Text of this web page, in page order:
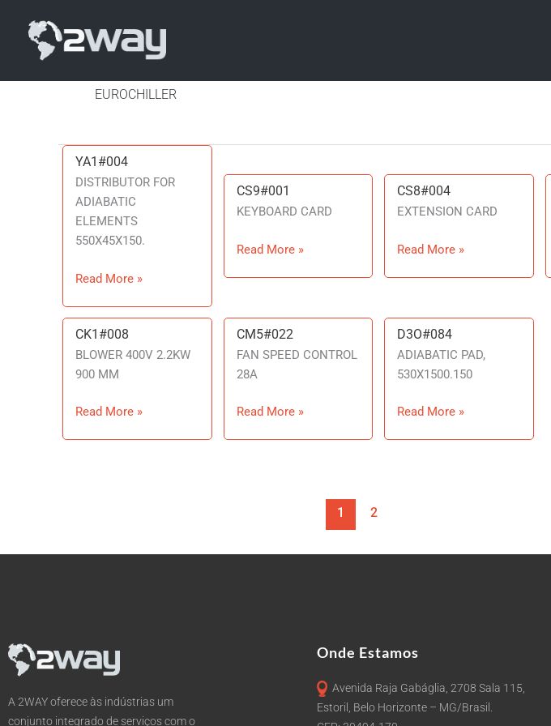
EUROCHILLER
YA1#004
DISTRIBUTOR FOR
ADIABATIC
ELEMENTS
550X45X150.
YA1#004
Read More »
CS9#001
KEYBOARD CARD
CS9#001
Read More »
CS8#004
EXTENSION CARD
CS8#004
Read More »
CK1#008
BLOWER 400V 2.2KW
900 MM
CK1#008
Read More »
CM5#022
FAN SPEED CONTROL
28A
CM5#022
Read More »
D3O#084
ADIABATIC PAD,
530X1500.150
D3O#084
Read More »
1 2
A 2WAY oferece às indústrias um
conjunto integrado de serviços com o
Onde Estamos
Avenida Raja Gabáglia, 2708 Sala 115,
Estoril, Belo Horizonte – MG/Brasil.